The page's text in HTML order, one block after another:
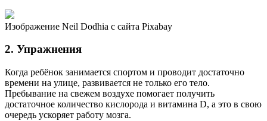
Изображение Neil Dodhia с сайта Pixabay
2. Упражнения
Когда ребёнок занимается спортом и проводит достаточно
времени на улице, развивается не только его тело.
Пребывание на свежем воздухе помогает получить
достаточное количество кислорода и витамина D, а это в свою
очередь ускоряет работу мозга.